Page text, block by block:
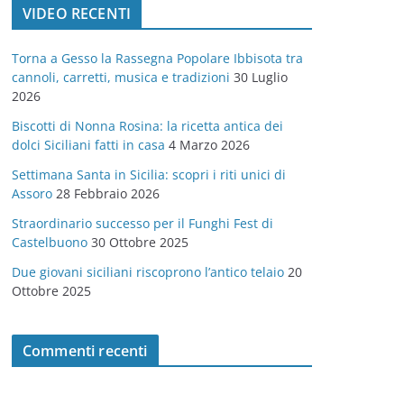
o
r
e
VIDEO RECENTI
Torna a Gesso la Rassegna Popolare Ibbisota tra
cannoli, carretti, musica e tradizioni 30 Luglio
2026
Biscotti di Nonna Rosina: la ricetta antica dei
dolci Siciliani fatti in casa 4 Marzo 2026
Settimana Santa in Sicilia: scopri i riti unici di
Assoro 28 Febbraio 2026
Straordinario successo per il Funghi Fest di
Castelbuono 30 Ottobre 2025
Due giovani siciliani riscoprono l’antico telaio 20
Ottobre 2025
Commenti recenti